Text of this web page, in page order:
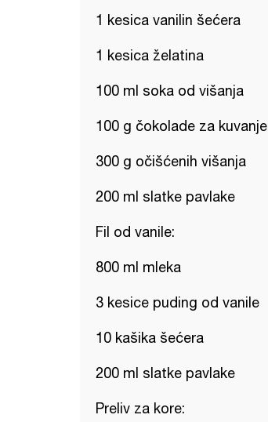
1 kesica vanilin šećera
1 kesica želatina
100 ml soka od višanja
100 g čokolade za kuvanje
300 g očišćenih višanja
200 ml slatke pavlake
Fil od vanile:
800 ml mleka
3 kesice puding od vanile
10 kašika šećera
200 ml slatke pavlake
Preliv za kore: